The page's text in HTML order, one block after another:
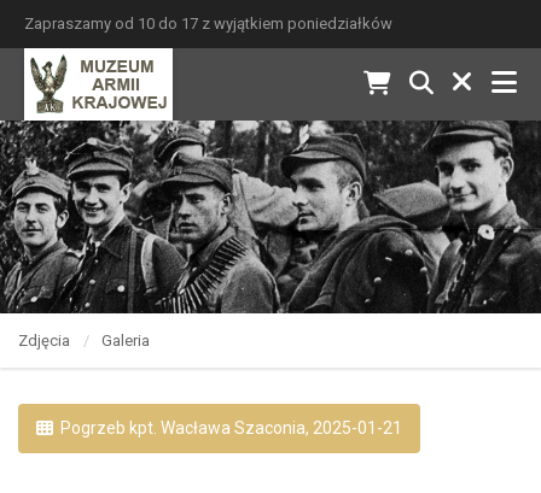
Zapraszamy od 10 do 17 z wyjątkiem poniedziałków
Zdjęcia Galeria
Pogrzeb kpt. Wacława Szaconia, 2025-01-21